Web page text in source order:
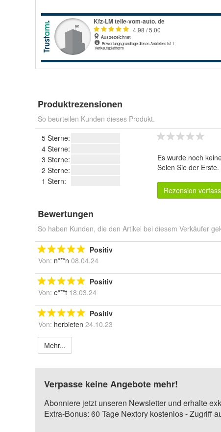
Produktrezensionen
So beurteilen Kunden dieses Produkt.
5 Sterne:
4 Sterne:
3 Sterne:
2 Sterne:
1 Stern:
Es wurde noch
Seien Sie der Erste.
Rezension
Bewertungen
So haben Kunden, die den Artikel bei diesem Verkäufer
Positiv
Von: n***n 08.04.24
Positiv
Von: e***t 18.03.24
Positiv
Von: herbieten 24.10.23
Mehr...
Verpasse keine Angebote mehr!
Abonniere jetzt unseren Newsletter und erhalte
Extra-Bonus: 60 Tage Nextory kostenlos - Zugriff